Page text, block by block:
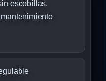
escobillas,